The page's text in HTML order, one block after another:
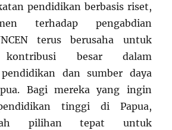
pendidikan berbasis riset,
terhadap pengabdian
terus berusaha untuk
kontribusi besar dalam
dan sumber daya
Bagi mereka yang ingin
tinggi di Papua,
pilihan tepat untuk